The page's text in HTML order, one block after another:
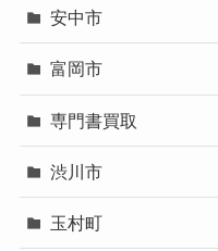
安中市
富岡市
専門書買取
渋川市
玉村町